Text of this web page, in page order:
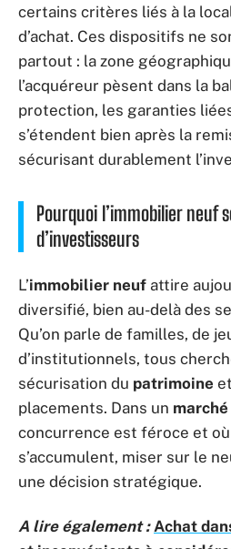
certains critères liés à la
d’achat. Ces dispositifs ne
partout : la zone
l’acquéreur pèsent dans la
protection, les garanties
s’étendent bien après la
sécurisant durablement
Pourquoi l’immobilier neuf
d’investisseurs
L’immobilier neuf attire
diversifié, bien au-delà des
Qu’on parle de familles, de
d’institutionnels, tous
sécurisation du patrimoine
placements. Dans un
concurrence est féroce et
s’accumulent, miser sur le
une décision stratégique.
A lire également : Achat